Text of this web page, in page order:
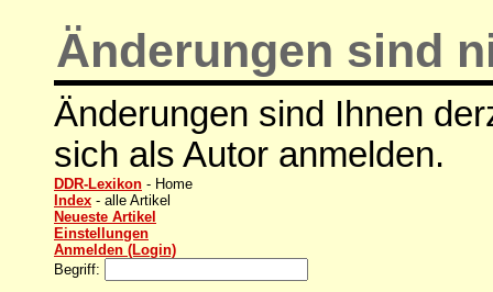
Änderungen sind
Änderungen sind Ihnen
sich als Autor anmelden.
DDR-Lexikon - Home
Index - alle Artikel
Neueste Artikel
Einstellungen
Anmelden (Login)
Begriff: